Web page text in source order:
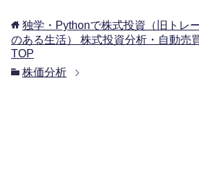
独学・Pythonで株式投資（旧トレ
のある生活） 株式投資分析・自動売
TOP
株価分析